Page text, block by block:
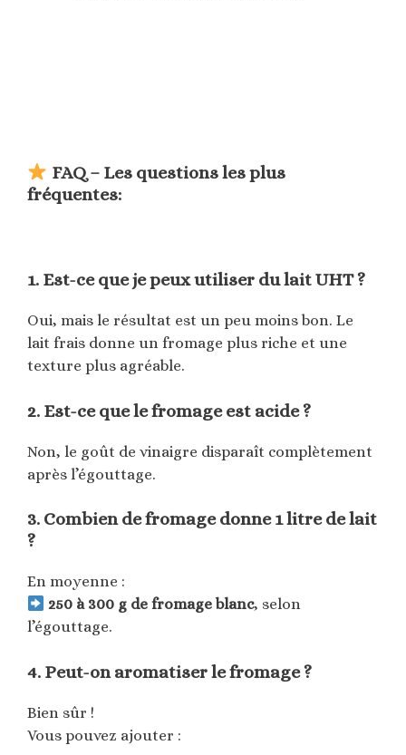
FAQ – Les questions les plus
fréquentes:
1. Est-ce que je peux utiliser du lait UHT ?
Oui, mais le résultat est un peu moins bon. Le
lait frais donne un fromage plus riche et une
texture plus agréable.
2. Est-ce que le fromage est acide ?
Non, le goût de vinaigre disparaît complètement
après l’égouttage.
3. Combien de fromage donne 1 litre de lait
?
En moyenne :
250 à 300 g de fromage blanc, selon
l’égouttage.
4. Peut-on aromatiser le fromage ?
Bien sûr !
Vous pouvez ajouter :